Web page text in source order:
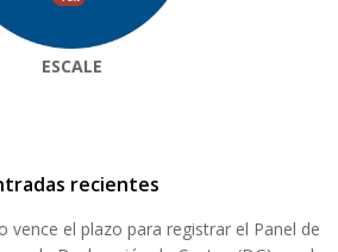
ESCALE
recientes
vence el plazo para registrar el Panel de